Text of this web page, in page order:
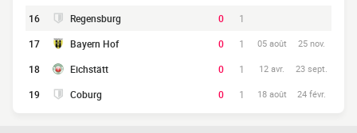
16 Regensburg 0
1
17
Bayern Hof 0 1 05 août 25 nov.
18 Eichstätt 0 1 12 avr. 23 sept.
19 Coburg 0 1 18 août 24 févr.